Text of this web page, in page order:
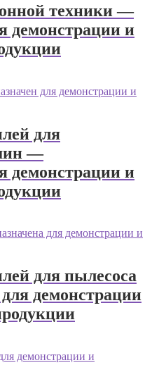
техники —
демонстрации и
для
—
демонстрации и
для пылесоса
демонстрации